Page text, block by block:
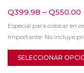
Q399.98 – Q550.00
Especial para colocar en
Importante: No incluye
SELECCIONAR